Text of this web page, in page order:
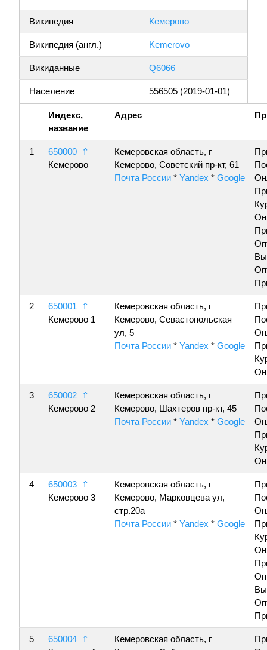
Википедия Кемерово
Википедия (англ.) Kemerovo
Викиданные Q6066
Население 556505 (2019-01-01)
Индекс,
название
Адрес
1 650000
⇑
Кемерово
Кемеровская область, г
Кемерово, Советский пр-кт, 61
Почта России * Yandex * Google
2 650001
⇑
Кемерово 1
Кемеровская область, г
Кемерово, Севастопольская
ул, 5
Почта России * Yandex * Google
3 650002
⇑
Кемерово 2
Кемеровская область, г
Кемерово, Шахтеров пр-кт, 45
Почта России * Yandex * Google
4 650003
⇑
Кемерово 3
Кемеровская область, г
Кемерово, Марковцева ул,
стр.20а
Почта России * Yandex * Google
5 650004
⇑
Кемеровская область, г